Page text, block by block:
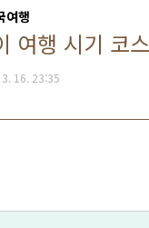
여행
여행 시기 코
16. 23:35